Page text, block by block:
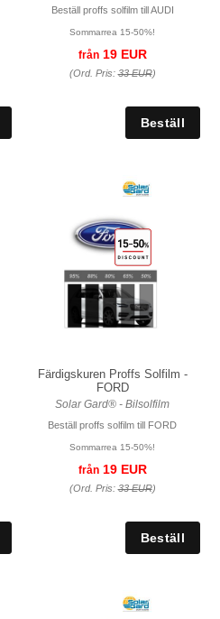
Beställ proffs solfilm till AUDI
Sommarrea 15-50%!
från19 EUR
(Ord. Pris:33 EUR)
Färdigskuren Proffs Solfilm -
FORD
Solar Gard® - Bilsolfilm
Beställ proffs solfilm till FORD
Sommarrea 15-50%!
från19 EUR
(Ord. Pris:33 EUR)